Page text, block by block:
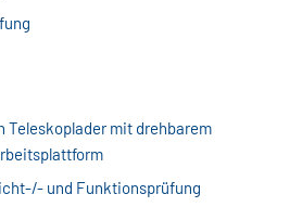
Teleskoplader mit drehbarem
und Funktionsprüfung